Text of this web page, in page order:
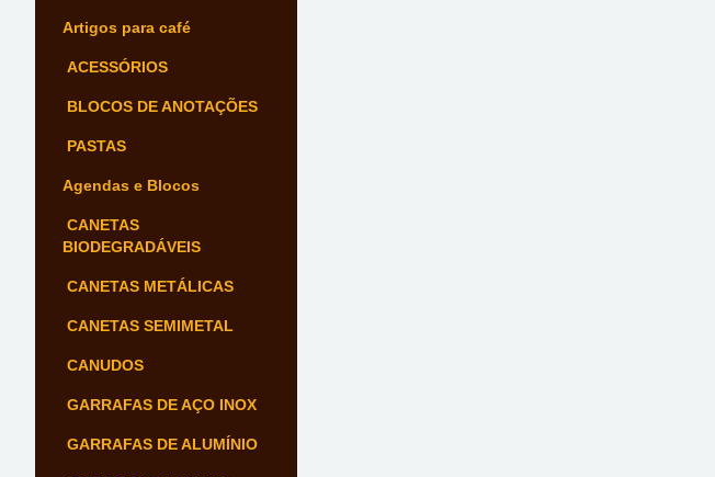
Artigos para café
ACESSÓRIOS
BLOCOS DE ANOTAÇÕES
PASTAS
Agendas e Blocos
CANETAS
BIODEGRADÁVEIS
CANETAS METÁLICAS
CANETAS SEMIMETAL
CANUDOS
GARRAFAS DE AÇO INOX
GARRAFAS DE ALUMÍNIO